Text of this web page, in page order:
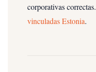
corporativas correctas.
vinculadas Estonia.